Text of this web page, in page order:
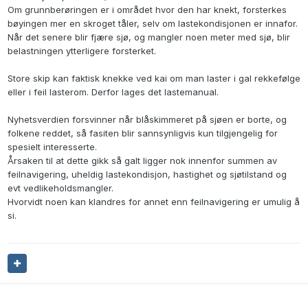
Om grunnberøringen er i området hvor den har knekt, forsterkes
bøyingen mer en skroget tåler, selv om lastekondisjonen er innafor.
Når det senere blir fjære sjø, og mangler noen meter med sjø, blir
belastningen ytterligere forsterket.
Store skip kan faktisk knekke ved kai om man laster i gal rekkefølge
eller i feil lasterom. Derfor lages det lastemanual.
Nyhetsverdien forsvinner når blåskimmeret på sjøen er borte, og
folkene reddet, så fasiten blir sannsynligvis kun tilgjengelig for
spesielt interesserte.
Årsaken til at dette gikk så galt ligger nok innenfor summen av
feilnavigering, uheldig lastekondisjon, hastighet og sjøtilstand og
evt vedlikeholdsmangler.
Hvorvidt noen kan klandres for annet enn feilnavigering er umulig å
si.